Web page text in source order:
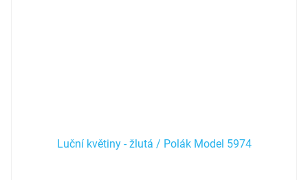
Luční květiny - žlutá / Polák Model 5974